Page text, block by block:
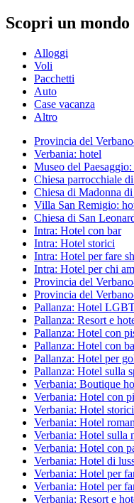
Scopri un
Alloggi
Voli
Pacchetti
Auto
Case vacanza
Altro
Provincia del
Verbania: hotel
Museo del
Chiesa parrocchiale
Chiesa di Madonna
Villa San Remigio:
Chiesa di San
Intra: Hotel con bar
Intra: Hotel storici
Intra: Hotel per fare
Intra: Hotel per chi
Provincia del
Provincia del
Pallanza: Hotel
Pallanza: Resort e
Pallanza: Hotel con
Pallanza: Hotel con
Pallanza: Hotel per
Pallanza: Hotel sulla
Verbania: Boutique
Verbania: Hotel con
Verbania: Hotel storici
Verbania: Hotel
Verbania: Hotel sulla
Verbania: Hotel con
Verbania: Hotel di
Verbania: Hotel per
Verbania: Hotel per
Verbania: Resort e